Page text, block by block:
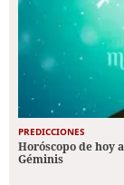
PREDICCIONES
Horóscopo de hoy
Géminis